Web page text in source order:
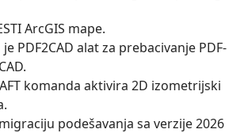
ArcGIS mape.
PDF2CAD alat za prebacivanje PDF-
komanda aktivira 2D izometrijski
podešavanja sa verzije 2026